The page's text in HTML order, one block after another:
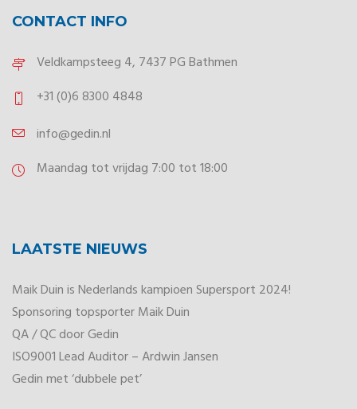
CONTACT INFO
Veldkampsteeg 4, 7437 PG Bathmen
+31 (0)6 8300 4848
info@gedin.nl
Maandag tot vrijdag 7:00 tot 18:00
LAATSTE NIEUWS
Maik Duin is Nederlands kampioen Supersport 2024!
Sponsoring topsporter Maik Duin
QA / QC door Gedin
ISO9001 Lead Auditor – Ardwin Jansen
Gedin met ‘dubbele pet’